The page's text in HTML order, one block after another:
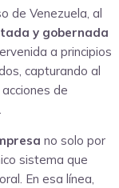
de Venezuela, al
y gobernada
a principios
capturando al
de
no solo por
sistema que
En esa línea,